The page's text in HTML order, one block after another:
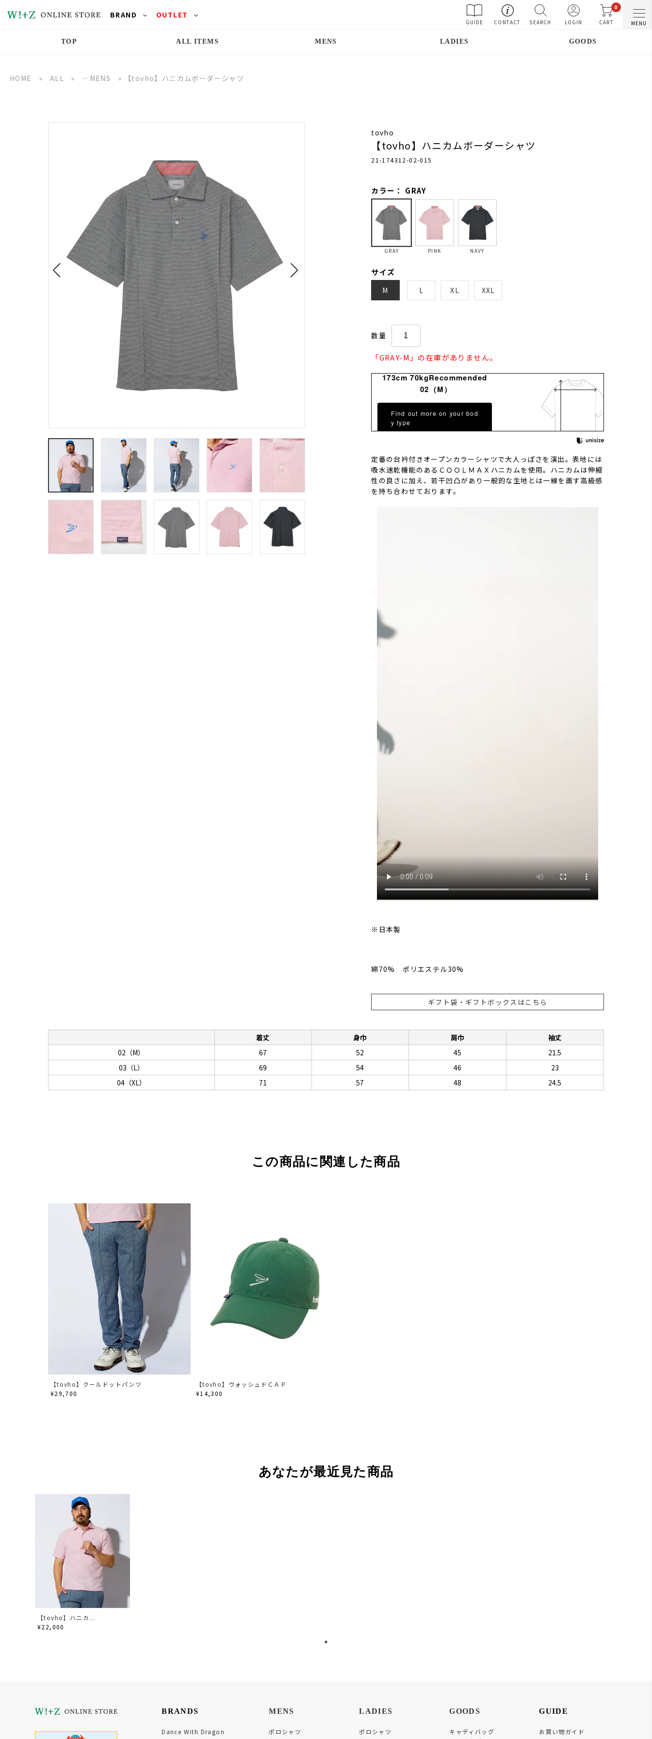
BRAND OUTLET
GUIDE CONTACT SEARCH LOGIN
0
CART MENU
TOP ALL ITEMS MENS LADIES GOODS
HOME » ALL » ―MENS » 【tovho】ハニカムボーダーシャツ
tovho
【tovho】ハニカムボーダーシャツ
21-174312-02-015
カラー： GRAY
GRAY PINK NAVY
サイズ
M L XL XXL
数量
「GRAY-M」の在庫がありません。
173cm 70kgRecommended
02（M）
Find out more on your bod
y type
定番の台衿付きオープンカラーシャツで大人っぽさを演出。表地には
吸水速乾機能のあるＣＯＯＬＭＡＸハニカムを使用。ハニカムは伸縮
性の良さに加え、若干凹凸があり一般的な生地とは一線を画す高級感
を持ち合わせております。
※日本製
綿70% ポリエステル30%
ギフト袋・ギフトボックスはこちら
着丈 身巾 肩巾
袖丈
02（M）
67 52 45
21.5
03（L）
69 54 46
23
04（XL）
71 57 48 24.5
この商品に関連した商品
【tovho】クールドットパンツ
¥29,700
【tovho】ウォッシュドＣＡＰ
¥14,300
あなたが最近見た商品
【tovho】ハニカ...
¥22,000
BRANDS
Dance With Dragon
MENS
ポロシャツ
LADIES
ポロシャツ
GOODS
キャディバッグ
GUIDE
お買い物ガイド